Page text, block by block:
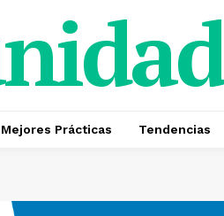
Mejores Prácticas Tendencias